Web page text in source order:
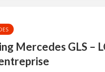
Mercedes GLS –